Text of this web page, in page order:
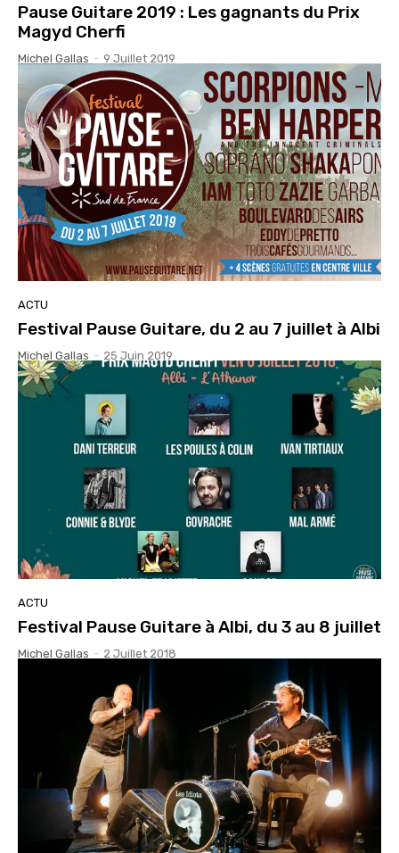
Pause Guitare 2019 : Les gagnants du Prix
Magyd Cherfi
Michel Gallas - 9 Juillet 2019
ACTU
Festival Pause Guitare, du 2 au 7 juillet à Albi
Michel Gallas - 25 Juin 2019
ACTU
Festival Pause Guitare à Albi, du 3 au 8 juillet
Michel Gallas - 2 Juillet 2018